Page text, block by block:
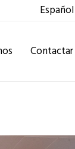
Español
Contactar